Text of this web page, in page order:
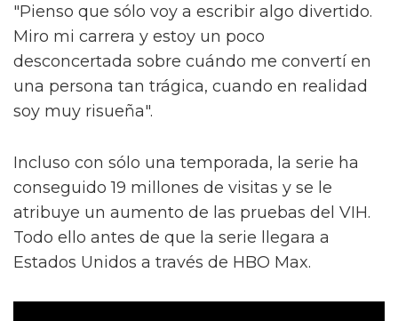
"Pienso que sólo voy a escribir algo divertido.
Miro mi carrera y estoy un poco
desconcertada sobre cuándo me convertí en
una persona tan trágica, cuando en realidad
soy muy risueña".
Incluso con sólo una temporada, la serie ha
conseguido 19 millones de visitas y se le
atribuye un aumento de las pruebas del VIH.
Todo ello antes de que la serie llegara a
Estados Unidos a través de HBO Max.